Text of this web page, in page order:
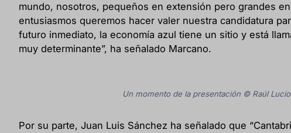
mundo, nosotros, pequeños en extensión pero grandes
entusiasmos queremos hacer valer nuestra candidatura
futuro inmediato, la economía azul tiene un sitio y está
muy determinante”, ha señalado Marcano.
Un momento de la presentación © Raúl Lucio
Por su parte, Juan Luis Sánchez ha señalado que